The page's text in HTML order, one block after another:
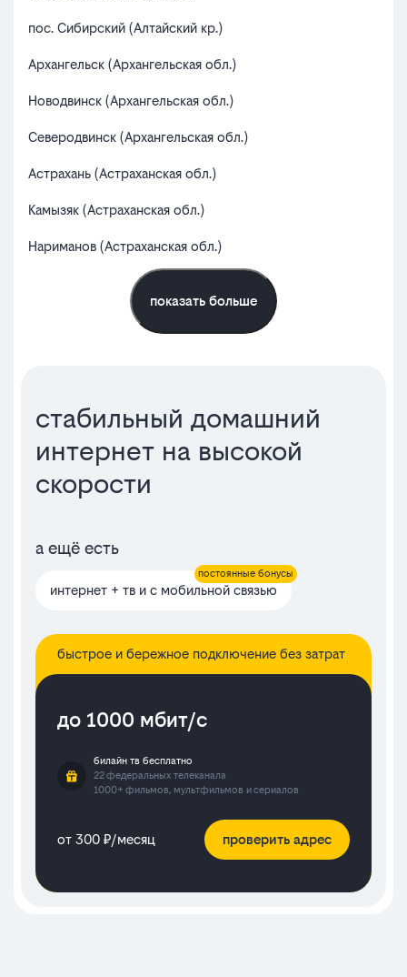
пос. Сибирский (Алтайский кр.)
Архангельск (Архангельская обл.)
Новодвинск (Архангельская обл.)
Северодвинск (Архангельская обл.)
Астрахань (Астраханская обл.)
Камызяк (Астраханская обл.)
Нариманов (Астраханская обл.)
показать больше
стабильный домашний
интернет на высокой
скорости
а ещё есть
интернет + тв и с мобильной связью
постоянные бонусы
быстрое и бережное подключение без затрат
до 1000 мбит/с
билайн тв бесплатно
22 федеральных телеканала
1000+ фильмов, мультфильмов и сериалов
от 300 ₽/месяц проверить адрес